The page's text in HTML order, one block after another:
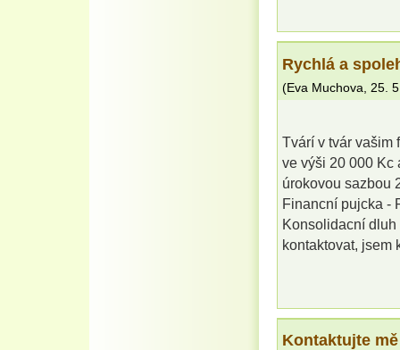
Rychlá a
(Eva Muchova 25.
Tvárí v tvár vašim
ve výši 20 000 Kc
úrokovou sazbou
Financní pujcka -
Konsolidacní
kontaktovat, jsem
Kontaktujte